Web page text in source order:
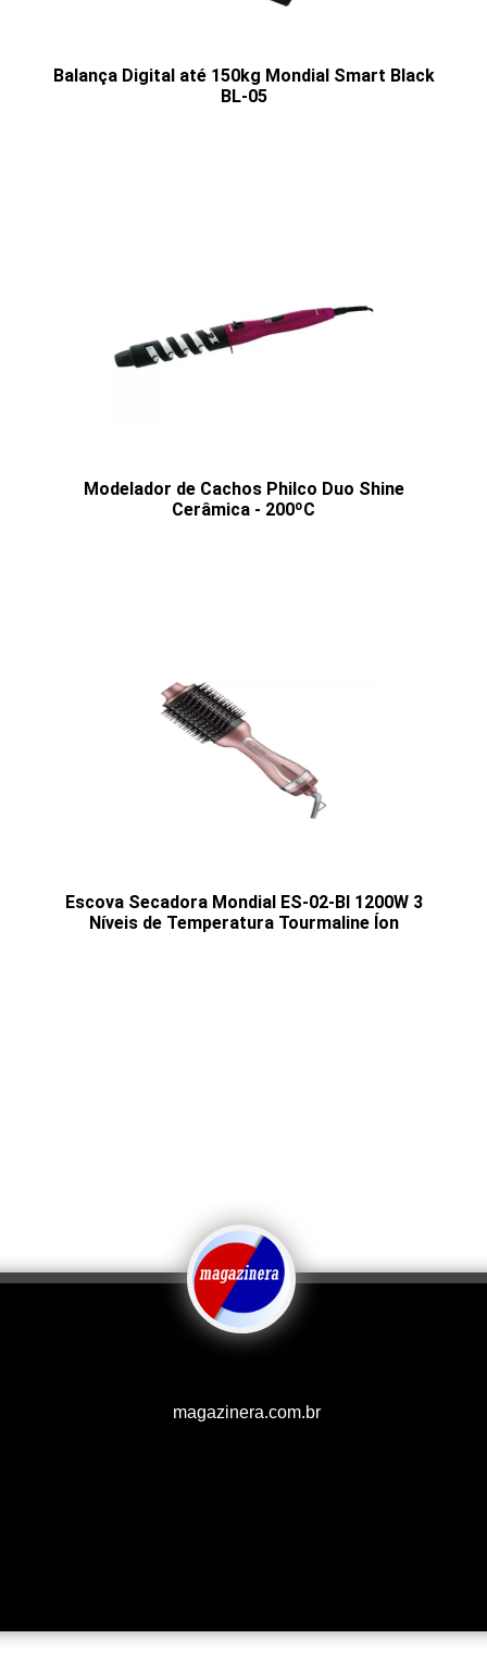
Balança Digital até 150kg Mondial Smart Black
BL-05
Modelador de Cachos Philco Duo Shine
Cerâmica - 200ºC
Escova Secadora Mondial ES-02-BI 1200W 3
Níveis de Temperatura Tourmaline Íon
magazinera.com.br